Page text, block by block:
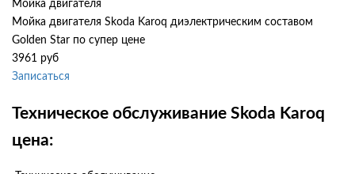
Мойка двигателя
Мойка двигателя Skoda Karoq диэлектрическим составом
Golden Star по супер цене
3961 руб
Записаться
Техническое обслуживание Skoda Karoq
цена: